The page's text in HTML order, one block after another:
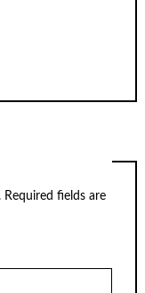
Required fields are